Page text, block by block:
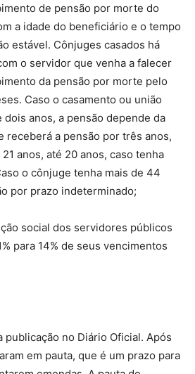
de pensão por morte do
a idade do beneficiário e o tempo
estável. Cônjuges casados há
o servidor que venha a falecer
da pensão por morte pelo
Caso o casamento ou união
anos, a pensão depende da
receberá a pensão por três anos,
anos, até 20 anos, caso tenha
o cônjuge tenha mais de 44
por prazo indeterminado;
social dos servidores públicos
para 14% de seus vencimentos
publicação no Diário Oficial. Após
em pauta, que é um prazo para